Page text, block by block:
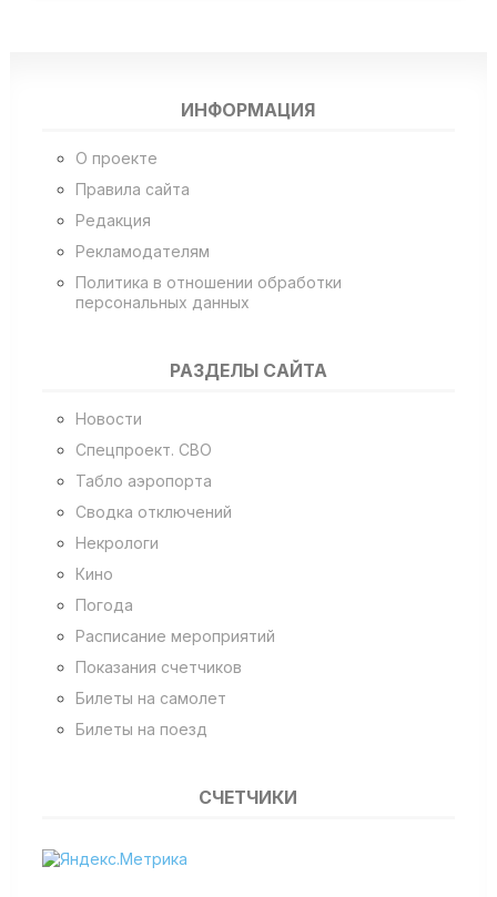
ИНФОРМАЦИЯ
О проекте
Правила сайта
Редакция
Рекламодателям
Политика в отношении обработки
персональных данных
РАЗДЕЛЫ САЙТА
Новости
Спецпроект. СВО
Табло аэропорта
Сводка отключений
Некрологи
Кино
Погода
Расписание мероприятий
Показания счетчиков
Билеты на самолет
Билеты на поезд
СЧЕТЧИКИ